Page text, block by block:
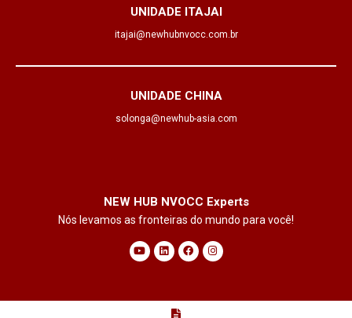
UNIDADE ITAJAI
itajai@newhubnvocc.com.br
UNIDADE CHINA
solonga@newhub-asia.com
NEW HUB NVOCC Experts
Nós levamos as fronteiras do mundo para você!
Y
o
u
L
i
n
F
a
c
I
n
s